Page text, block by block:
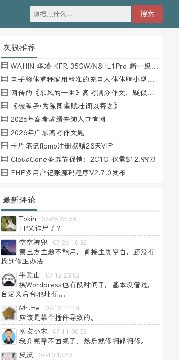
灰狼推荐
WAHIN 华凌 KFR-35GW/N8HL1Pro 新一级能效 壁挂式空调 1.5匹
电子称体重秤家用精准的充电人体体脂小型称重支持HUAWEI HiLink
网传的《东风的一生》高考满分作文，疑似自媒体或其他渠道炒作
《破阵子·为陈同甫赋壮词以寄之》
2026年高考成绩查询入口官网
2026年广东高考作文题
卡片笔记flomo注册获赠28天VIP
CloudCone圣诞节促销：2C1G 仅需$12.99刀
PHP多用户记账源码程序V2.7.0发布
最新评论
Tokin 07-26 23:58
TP又诈尸了？
空空裤兜
07-26 10:32
第三方主题不能用，直接主页空白，还没有
找到修正办法
平顶山
07-12 23:02
换Wordpress也有段时间了，基本没管过，
自定义后台地址有...
Mr.He
07-12 11:19
应该是某个插件导致的。
网友小宋
07-11 00:53
我升完降不回来了，然后就修啊修啊修。
皮皮
07-10 13:43